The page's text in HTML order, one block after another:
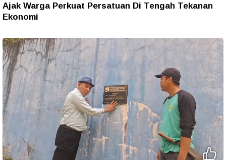
Ajak Warga Perkuat Persatuan Di Tengah Tekanan
Ekonomi